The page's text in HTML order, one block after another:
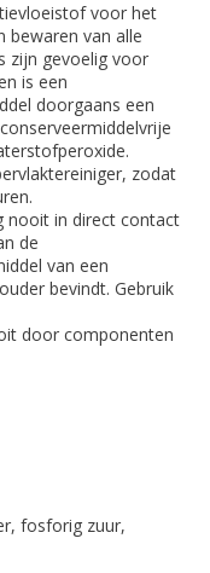
voor het
bewaren van alle
zijn gevoelig voor
is een
doorgaans een
zodat
nooit in direct contact
de
van een
bevindt. Gebruik
door componenten
fosforig zuur,